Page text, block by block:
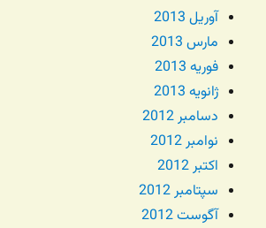
آوریل 2013
مارس 2013
فوریه 2013
ژانویه 2013
دسامبر 2012
نوامبر 2012
اکتبر 2012
سپتامبر 2012
آگوست 2012